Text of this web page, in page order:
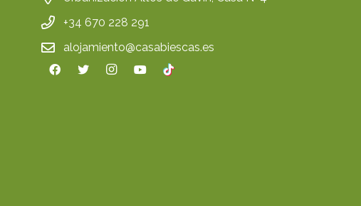
+34 670 228 291
alojamiento@casabiescas.es